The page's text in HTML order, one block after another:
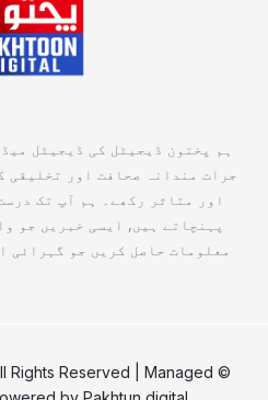
ہم پختون ڈیجیٹل کی ڈیجیٹل
جرات مندانہ صحافت اور تخلیقی
اور متاثر رکھے۔ ہم آپ تک
پہنچاتے ہیں, ایسی خبریں جو
معلومات حاصل کریں جو گہرائی
Rights Reserved | Managed